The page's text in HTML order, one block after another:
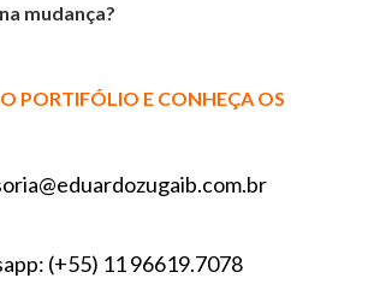
mudança?
PORTIFÓLIO E CONHEÇA OS
(+55) 11 96619.7078